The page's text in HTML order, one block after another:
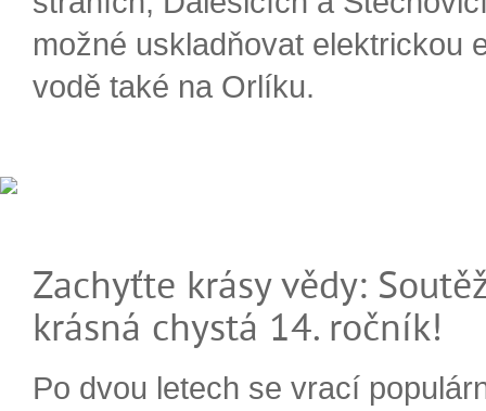
možné uskladňovat elektrickou
vodě také na Orlíku.
Zachyťte krásy vědy:
krásná chystá 14. ročník!
Po dvou letech se vrací